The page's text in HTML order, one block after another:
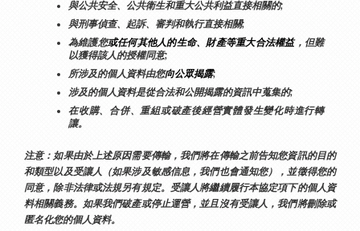
與公共安全、公共衛生和重大公共利益直接相關的;
與刑事偵查、起訴、審判和執行直接相關;
為維護您或任何其他人的生命、財產等重大合法權益，但難
以獲得該人的授權同意;
所涉及的個人資料由您向公眾揭露;
涉及的個人資料是從合法和公開揭露的資訊中蒐集的;
在收購、合併、重組或破產後經營實體發生變化時進行轉
讓。
注意：如果由於上述原因需要傳輸，我們將在傳輸之前告知您資訊的目的
和類型以及受讓人（如果涉及敏感信息，我們也會通知您），並徵得您的
同意，除非法律或法規另有規定。受讓人將繼續履行本協定項下的個人資
料相關義務。如果我們破產或停止運營，並且沒有受讓人，我們將刪除或
匿名化您的個人資料。